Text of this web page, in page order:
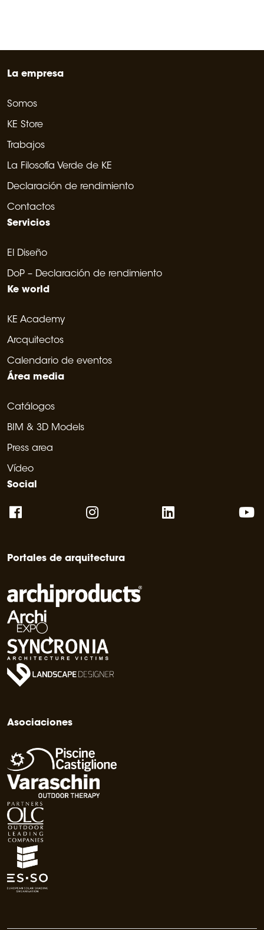
La empresa
Somos
KE Store
Trabajos
La Filosofía Verde de KE
Declaración de rendimiento
Contactos
Servicios
El Diseño
DoP – Declaración de rendimiento
Ke world
KE Academy
Arcquitectos
Calendario de eventos
Área media
Catálogos
BIM & 3D Models
Press area
Vídeo
Social
Portales de arquitectura
Asociaciones